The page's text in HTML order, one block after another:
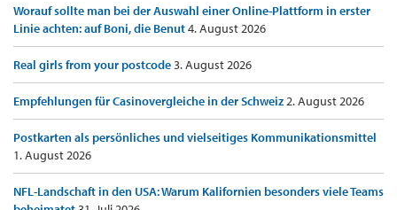
Worauf sollte man bei der Auswahl einer Online-Plattform in erster
Linie achten: auf Boni, die Benut4. August 2026
Real girls from your postcode3. August 2026
Empfehlungen für Casinovergleiche in der Schweiz2. August 2026
Postkarten als persönliches und vielseitiges Kommunikationsmittel
1. August 2026
NFL-Landschaft in den USA: Warum Kalifornien besonders viele Teams